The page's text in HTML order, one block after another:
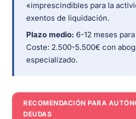
«imprescindibles para la
exentos de liquidación.
Plazo medio: 6-12 meses
Coste: 2.500-5.500€ con
especializado.
RECOMENDACIÓN PARA
DEUDAS